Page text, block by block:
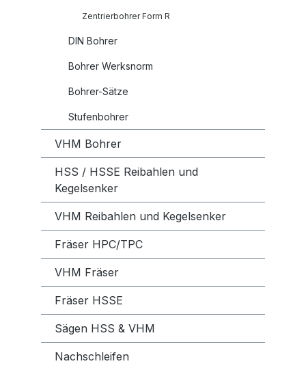
Zentrierbohrer Form R
DIN Bohrer
Bohrer Werksnorm
Bohrer-Sätze
Stufenbohrer
VHM Bohrer
HSS / HSSE Reibahlen und
Kegelsenker
VHM Reibahlen und Kegelsenker
Fräser HPC/TPC
VHM Fräser
Fräser HSSE
Sägen HSS & VHM
Nachschleifen